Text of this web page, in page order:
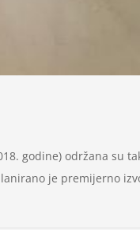
godine) održana su
je premijerno